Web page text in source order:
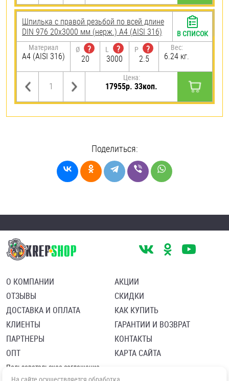
Шпилька с правой резьбой по всей длине
DIN 976 20х3000 мм (нерж.) A4 (AISI 316)
Материал
A4 (AISI 316)
Ø
?
20
L
?
3000
P
?
2.5
Вес:
6.24 кг.
Цена:
17955р. 33коп.
В СПИСОК
Поделиться:
О КОМПАНИИ
ОТЗЫВЫ
ДОСТАВКА И ОПЛАТА
КЛИЕНТЫ
ПАРТНЕРЫ
ОПТ
АКЦИИ
СКИДКИ
КАК КУПИТЬ
ГАРАНТИИ И ВОЗВРАТ
КОНТАКТЫ
КАРТА САЙТА
Пользовательское соглашение
Политика в отношении обработки персональных данных